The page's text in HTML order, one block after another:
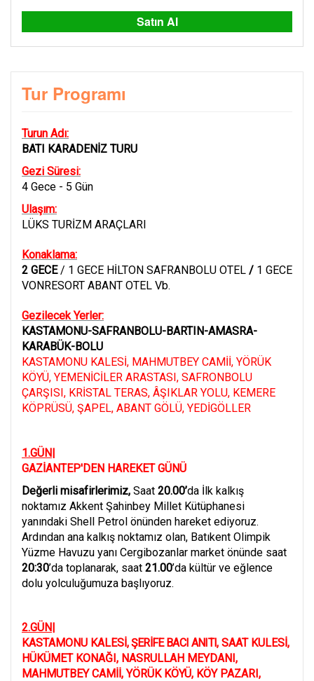
Satın Al
Tur Programı
Turun Adı:
BATI KARADENİZ TURU
Gezi Süresi:
4 Gece - 5 Gün
Ulaşım:
LÜKS TURİZM ARAÇLARI
Konaklama:
2 GECE/ 1 GECE HİLTON SAFRANBOLU OTEL / 1 GECE
VONRESORT ABANT OTEL Vb.
Gezilecek Yerler:
KASTAMONU-SAFRANBOLU-BARTIN-AMASRA-
KARABÜK-BOLU
KASTAMONU KALESİ, MAHMUTBEY CAMİİ, YÖRÜK
KÖYÜ, YEMENİCİLER ARASTASI, SAFRONBOLU
ÇARŞISI, KRİSTAL TERAS, ÂŞIKLAR YOLU, KEMERE
KÖPRÜSÜ, ŞAPEL, ABANT GÖLÜ, YEDİGÖLLER
1.GÜN|
GAZİANTEP'DEN HAREKET GÜNÜ
Değerli misafirlerimiz, Saat 20.00’da İlk kalkış
noktamız Akkent Şahinbey Millet Kütüphanesi
yanındaki Shell Petrol önünden hareket ediyoruz.
Ardından ana kalkış noktamız olan, Batıkent Olimpik
Yüzme Havuzu yanı Cergibozanlar market önünde saat
20:30’da toplanarak, saat 21.00’da kültür ve eğlence
dolu yolculuğumuza başlıyoruz.
2.GÜN|
KASTAMONU KALESİ, ŞERİFE BACI ANITI, SAAT KULESİ,
HÜKÜMET KONAĞI, NASRULLAH MEYDANI,
MAHMUTBEY CAMİİ, YÖRÜK KÖYÜ, KÖY PAZARI,